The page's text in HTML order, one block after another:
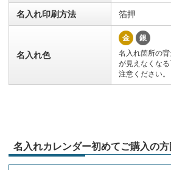
名入れ印刷方法 箔押
名入れ色
金
銀
名入れ箇所の
が見えなくな
注意ください。
名入れカレンダー初めてご購入の方